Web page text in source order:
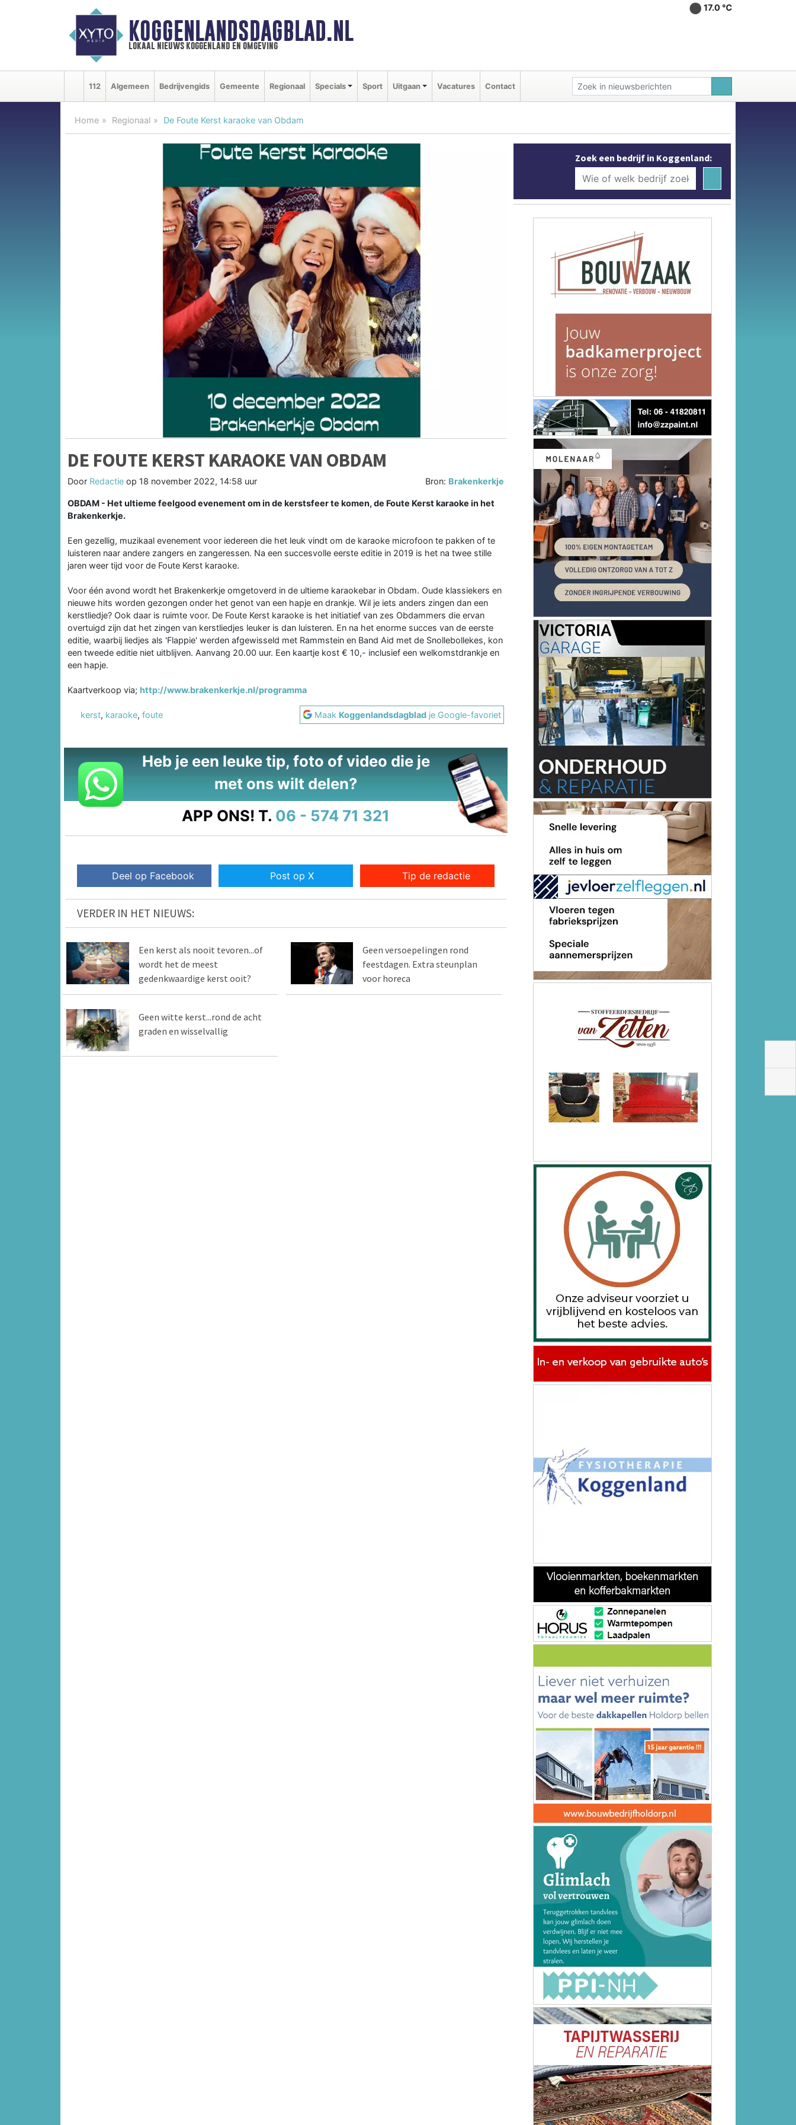
KOGGENLANDSDAGBLAD.NL
lokaal nieuws koggenland en omgeving
17.0 ℃
112 Algemeen Bedrijvengids Gemeente Regionaal Specials Sport Uitgaan Vacatures Contact
Home Regionaal De Foute Kerst karaoke van Obdam
DE FOUTE KERST KARAOKE VAN OBDAM
Door Redactie op 18 november 2022, 14:58 uur Bron: Brakenkerkje
OBDAM - Het ultieme feelgood evenement om in de kerstsfeer te komen, de Foute Kerst karaoke in het
Brakenkerkje.
Een gezellig, muzikaal evenement voor iedereen die het leuk vindt om de karaoke microfoon te pakken of te
luisteren naar andere zangers en zangeressen. Na een succesvolle eerste editie in 2019 is het na twee stille
jaren weer tijd voor de Foute Kerst karaoke.
Voor één avond wordt het Brakenkerkje omgetoverd in de ultieme karaokebar in Obdam. Oude klassiekers en
nieuwe hits worden gezongen onder het genot van een hapje en drankje. Wil je iets anders zingen dan een
kerstliedje? Ook daar is ruimte voor. De Foute Kerst karaoke is het initiatief van zes Obdammers die ervan
overtuigd zijn dat het zingen van kerstliedjes leuker is dan luisteren. En na het enorme succes van de eerste
editie, waarbij liedjes als 'Flappie' werden afgewisseld met Rammstein en Band Aid met de Snollebollekes, kon
een tweede editie niet uitblijven. Aanvang 20.00 uur. Een kaartje kost € 10,- inclusief een welkomstdrankje en
een hapje.
Kaartverkoop via; http://www.brakenkerkje.nl/programma
kerst, karaoke, foute Maak Koggenlandsdagblad je Google-favoriet
Heb je een leuke tip, foto of video die je
met ons wilt delen?
APP ONS! T. 06 - 574 71 321
Deel op Facebook Post op X Tip de redactie
VERDER IN HET NIEUWS:
Een kerst als nooit tevoren...of
wordt het de meest
gedenkwaardige kerst ooit?
Geen versoepelingen rond
feestdagen. Extra steunplan
voor horeca
Geen witte kerst...rond de acht
graden en wisselvallig
Zoek een bedrijf in Koggenland: